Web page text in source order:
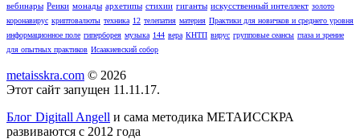
вебинары Реики монады архетипы стихии гиганты искусственный интеллект золото
коронавирус криптовалюты техника 12 телепатия материя Практики для новичков и среднего уровня
информационное поле гиперборея музыка 144 вера КНТП вирус групповые сеансы глаза и зрение
для опытных практиков Исаакиевский собор
metaisskra.com © 2026
Этот сайт запущен 11.11.17.
Блог Digitall Angell и сама методика МЕТАИССКРА
развиваются с 2012 года